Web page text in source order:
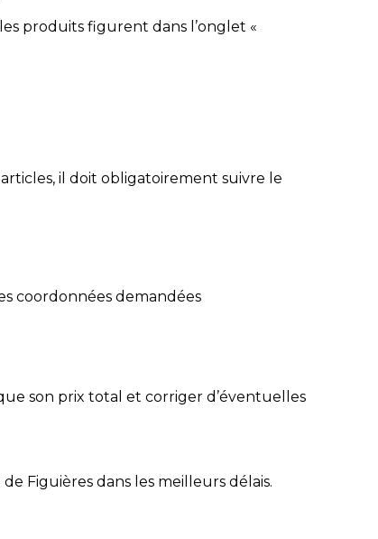
produits figurent dans l’onglet «
il doit obligatoirement suivre le
coordonnées demandées
son prix total et corriger d’éventuelles
Figuières dans les meilleurs délais.